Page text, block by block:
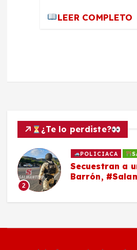
LEER COMPLETO
¿Te lo perdiste?
2
POLICIACA
Secuestran a
Barrón,